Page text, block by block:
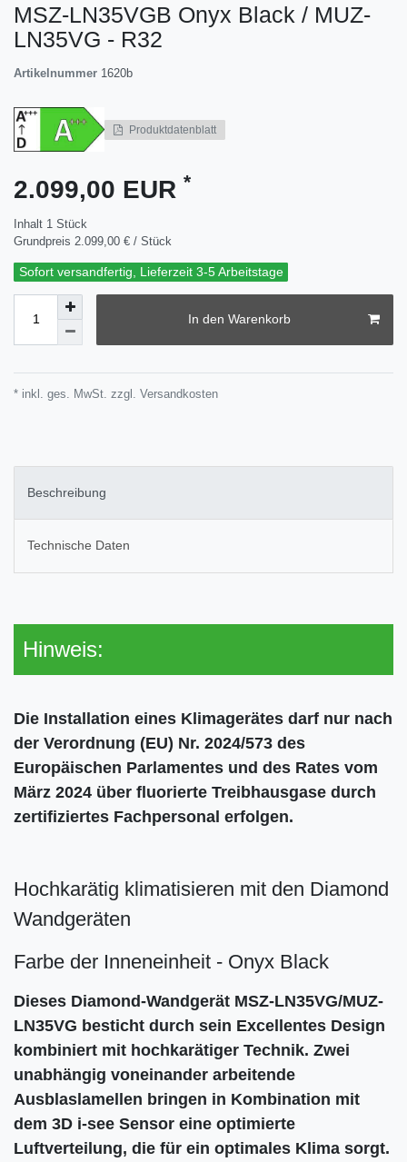
MSZ-LN35VGB Onyx Black / MUZ-
LN35VG - R32
Artikelnummer 1620b
Produktdatenblatt
2.099,00 EUR *
Inhalt 1 Stück
Grundpreis 2.099,00 € / Stück
Sofort versandfertig, Lieferzeit 3-5 Arbeitstage
In den Warenkorb
* inkl. ges. MwSt. zzgl. Versandkosten
Beschreibung
Technische Daten
Hinweis:
Die Installation eines Klimagerätes darf nur nach
der Verordnung (EU) Nr. 2024/573 des
Europäischen Parlamentes und des Rates vom
März 2024 über fluorierte Treibhausgase durch
zertifiziertes Fachpersonal erfolgen.
Hochkarätig klimatisieren mit den Diamond
Wandgeräten
Farbe der Inneneinheit - Onyx Black
Dieses Diamond-Wandgerät MSZ-LN35VG/MUZ-
LN35VG besticht durch sein Excellentes Design
kombiniert mit hochkarätiger Technik. Zwei
unabhängig voneinander arbeitende
Ausblaslamellen bringen in Kombination mit
dem 3D i-see Sensor eine optimierte
Luftverteilung, die für ein optimales Klima sorgt.